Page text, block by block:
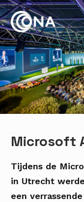
Microsoft
Tijdens de
in Utrecht
een